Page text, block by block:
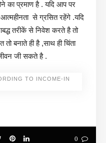
का प्रमाण है . यदि आप पर
से ग्रसित रहेंगे .यदि
तरीकें से निवेश करते है तो
बनाते ही है ,साथ ही चिंता
जी सकते है .
TO INCOME-IN
0